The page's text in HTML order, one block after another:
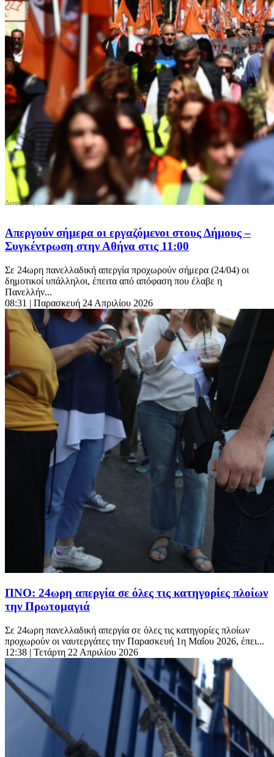
Απεργούν σήμερα οι εργαζόμενοι στους Δήμους –
Συγκέντρωση στην Αθήνα στις 11:00
Σε 24ωρη πανελλαδική απεργία προχωρούν σήμερα (24/04) οι
δημοτικοί υπάλληλοι, έπειτα από απόφαση που έλαβε η
Πανελλήν...
08:31 | Παρασκευή 24 Απριλίου 2026
ΠΝΟ: 24ωρη απεργία σε όλες τις κατηγορίες πλοίων
την Πρωτομαγιά
Σε 24ωρη πανελλαδική απεργία σε όλες τις κατηγορίες πλοίων
προχωρούν οι ναυτεργάτες την Παρασκευή 1η Μαΐου 2026, έπει...
12:38 | Τετάρτη 22 Απριλίου 2026